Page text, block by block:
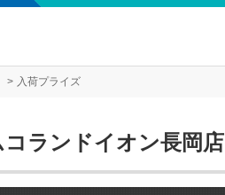
入荷プライズ
ランドイオン長岡店